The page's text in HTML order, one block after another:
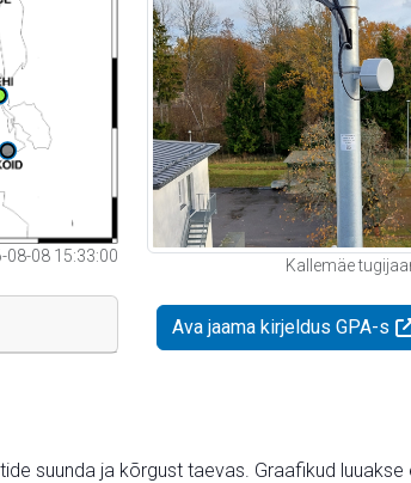
08 15:33:00
Kallemäe
Ava jaama kirjeldus GPA-s
suunda ja kõrgust taevas. Graafikud